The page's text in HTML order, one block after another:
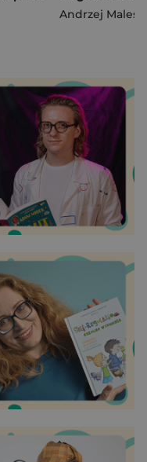
Andrzej